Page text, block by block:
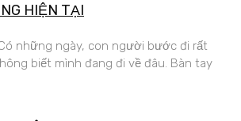
HIỆN TẠI
những ngày, con người bước đi rất
biết mình đang đi về đâu. Bàn tay